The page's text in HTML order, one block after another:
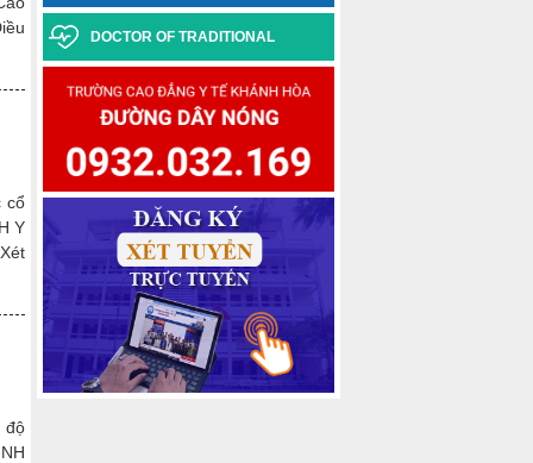
cổ
Y
độ
DOCTOR OF TRADITIONAL
MEDICINE